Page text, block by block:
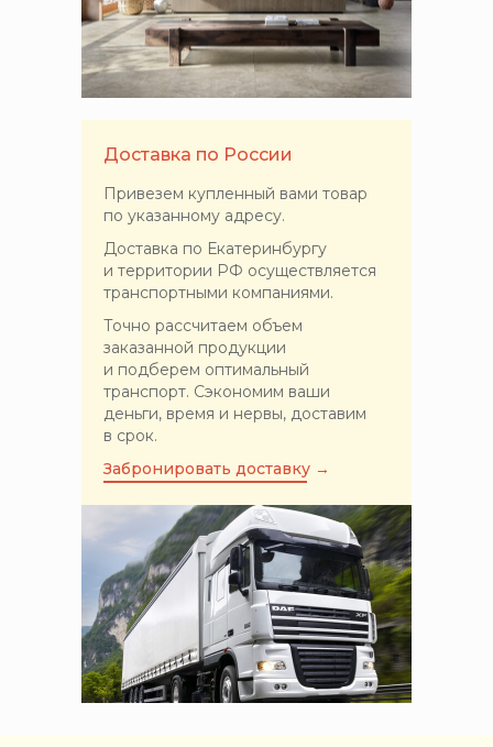
Доставка по России
Привезем купленный вами товар
по указанному адресу.
Доставка по Екатеринбургу
и территории РФ осуществляется
транспортными компаниями.
Точно рассчитаем объем
заказанной продукции
и подберем оптимальный
транспорт. Сэкономим ваши
деньги, время и нервы, доставим
в срок.
Забронировать доставку →